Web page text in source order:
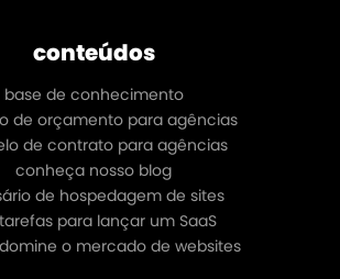
conteúdos
base de conhecimento
de orçamento para agências
de contrato para agências
conheça nosso blog
de hospedagem de sites
para lançar um SaaS
o mercado de websites